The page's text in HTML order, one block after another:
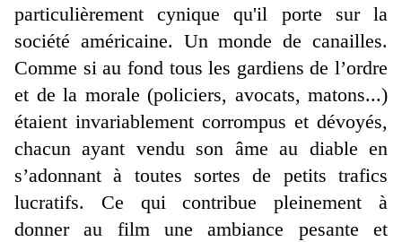
particulièrement cynique qu'il porte sur la
société américaine. Un monde de canailles.
Comme si au fond tous les gardiens de l’ordre
et de la morale (policiers, avocats, matons...)
étaient invariablement corrompus et dévoyés,
chacun ayant vendu son âme au diable en
s’adonnant à toutes sortes de petits trafics
lucratifs. Ce qui contribue pleinement à
donner au film une ambiance pesante et